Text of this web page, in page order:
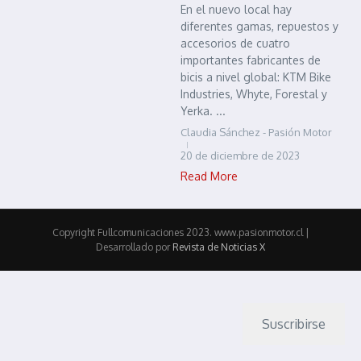
En el nuevo local hay
diferentes gamas, repuestos y
accesorios de cuatro
importantes fabricantes de
bicis a nivel global: KTM Bike
Industries, Whyte, Forestal y
Yerka. ...
Claudia Sánchez - Pasión Motor
20 de diciembre de 2023
Read More
Copyright Fullcomunicaciones 2023. www.pasionmotor.cl |
Desarrollado por Revista de Noticias X
Suscribirse